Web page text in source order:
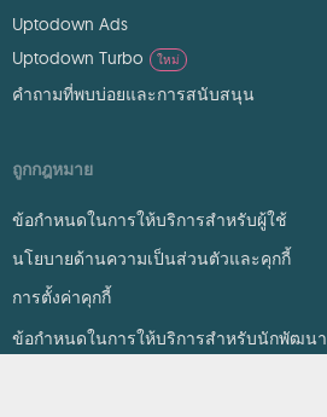
Uptodown Ads
Uptodown Turbo
ใหม่
คำถามที่พบบ่อยและการสนับสนุน
ถูกกฎหมาย
ข้อกำหนดในการให้บริการสำหรับผู้ใช้
นโยบายด้านความเป็นส่วนตัวและคุกกี้
การตั้งค่าคุกกี้
ข้อกำหนดในการให้บริการสำหรับนักพัฒนา